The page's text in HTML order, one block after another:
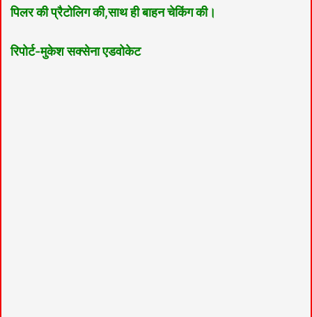
पिलर की प्रैटोलिग की,साथ ही बाहन चेकिंग की।
रिपोर्ट-मुकेश सक्सेना एडवोकेट